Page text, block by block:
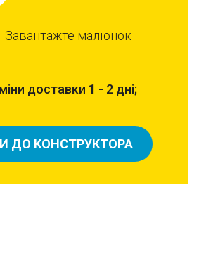
Завантажте малюнок
доставки 1 - 2 дні;
ДО КОНСТРУКТОРА